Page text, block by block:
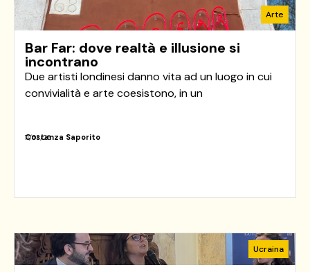
Arte
Bar Far: dove realtà e illusione si
incontrano
Due artisti londinesi danno vita ad un luogo in cui
convivialità e arte coesistono, in un
11/03/26
Costanza Saporito
Ucraina